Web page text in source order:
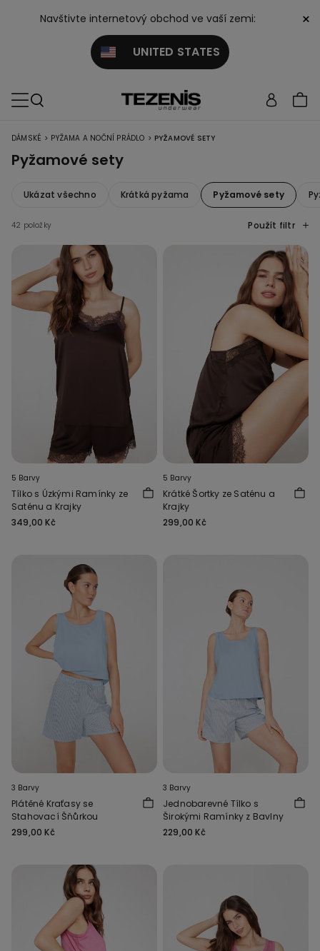
Navštivte internetový obchod ve vaší zemi:
UNITED STATES
×
DÁMSKÉ > PYŽAMA A NOČNÍ PRÁDLO > PYŽAMOVÉ SETY
Pyžamové sety
Ukázat všechno Krátká pyžama Pyžamové sety
42 položky Použít filtr
5 Barvy
Tílko s Úzkými Ramínky ze
Saténu a Krajky
349,00 Kč
5 Barvy
Krátké Šortky ze Saténu a
Krajky
299,00 Kč
3 Barvy
Plátěné Kraťasy se
Stahovací Šňůrkou
299,00 Kč
3 Barvy
Jednobarevné Tílko s
Širokými Ramínky z Bavlny
229,00 Kč